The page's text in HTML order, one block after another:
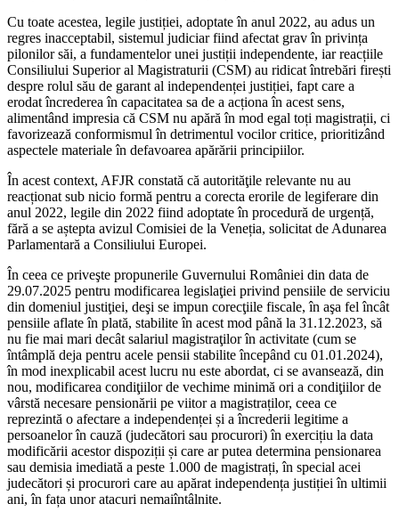
Cu toate acestea, legile justiției, adoptate în anul 2022, au adus un
regres inacceptabil, sistemul judiciar fiind afectat grav în privința
pilonilor săi, a fundamentelor unei justiții independente, iar reacțiile
Consiliului Superior al Magistraturii (CSM) au ridicat întrebări firești
despre rolul său de garant al independenței justiției, fapt care a
erodat încrederea în capacitatea sa de a acționa în acest sens,
alimentând impresia că CSM nu apără în mod egal toți magistrații, ci
favorizează conformismul în detrimentul vocilor critice, prioritizând
aspectele materiale în defavoarea apărării principiilor.
În acest context, AFJR constată că autorităţile relevante nu au
reacționat sub nicio formă pentru a corecta erorile de legiferare din
anul 2022, legile din 2022 fiind adoptate în procedură de urgență,
fără a se aștepta avizul Comisiei de la Veneția, solicitat de Adunarea
Parlamentară a Consiliului Europei.
În ceea ce priveşte propunerile Guvernului României din data de
29.07.2025 pentru modificarea legislaţiei privind pensiile de serviciu
din domeniul justiţiei, deşi se impun corecţiile fiscale, în aşa fel încât
pensiile aflate în plată, stabilite în acest mod până la 31.12.2023, să
nu fie mai mari decât salariul magistraţilor în activitate (cum se
întâmplă deja pentru acele pensii stabilite începând cu 01.01.2024),
în mod inexplicabil acest lucru nu este abordat, ci se avansează, din
nou, modificarea condiţiilor de vechime minimă ori a condiţiilor de
vârstă necesare pensionării pe viitor a magistraților, ceea ce
reprezintă o afectare a independenței și a încrederii legitime a
persoanelor în cauză (judecători sau procurori) în exercițiu la data
modificării acestor dispoziții și care ar putea determina pensionarea
sau demisia imediată a peste 1.000 de magistrați, în special acei
judecători și procurori care au apărat independența justiției în ultimii
ani, în fața unor atacuri nemaiîntâlnite.